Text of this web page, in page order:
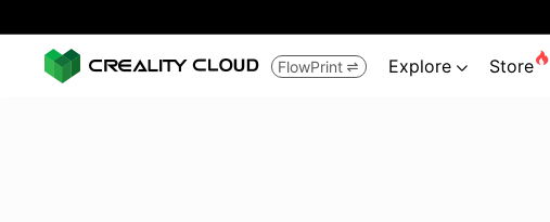
FlowPrint  Explore  Store